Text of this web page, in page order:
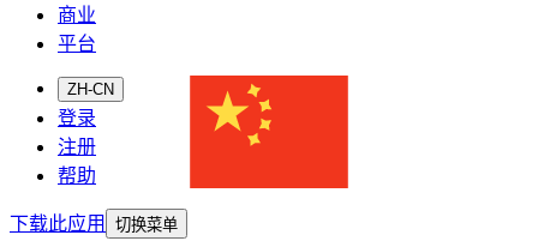
商业
平台
ZH-CN
登录
注册
帮助
下载此应用
切换菜单